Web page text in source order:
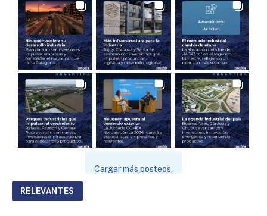
Cargar más posteos.
RELEVANTES